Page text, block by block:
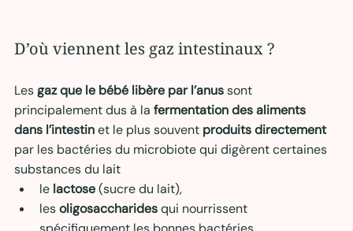
D’où viennent les gaz intestinaux ?
Les gaz que le bébé libère par l’anus sont
principalement dus à la fermentation des aliments
dans l’intestin et le plus souvent produits directement
par les bactéries du microbiote qui digèrent certaines
substances du lait
le lactose (sucre du lait),
les oligosaccharides qui nourrissent